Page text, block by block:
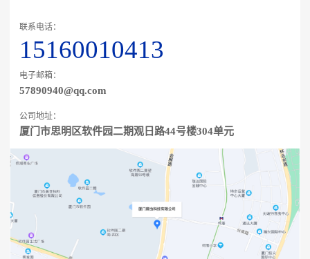
联系电话：
15160010413
电子邮箱：
57890940@qq.com
公司地址：
厦门市思明区软件园二期观日路44号楼304单元